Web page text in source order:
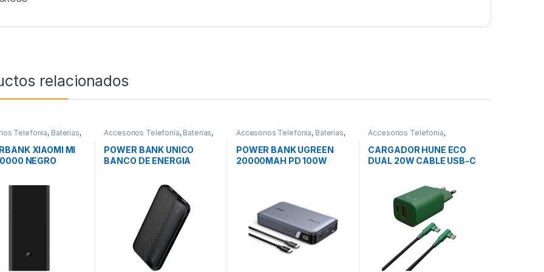
relacionados
Telefonía, Baterías,
XIAOMI MI
NEGRO
Accesorios Telefonía, Baterías,
POWER BANK UNICO
BANCO DE ENERGIA
Accesorios Telefonía, Baterías,
POWER BANK UGREEN
20000MAH PD 100W
Accesorios Telefonía,
Movilidad
CARGADOR HUNE ECO
DUAL 20W CABLE USB-C